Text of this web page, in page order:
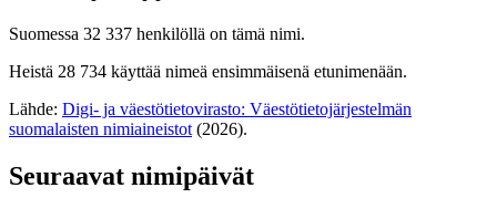
Suomessa 32 337 henkilöllä on tämä nimi.
Heistä 28 734 käyttää nimeä ensimmäisenä etunimenään.
Lähde: Digi- ja väestötietovirasto: Väestötietojärjestelmän
suomalaisten nimiaineistot (2026).
Seuraavat nimipäivät